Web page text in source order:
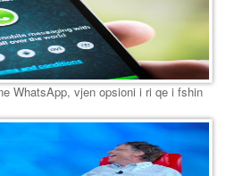
WhatsApp, vjen opsioni i ri qe i fshin